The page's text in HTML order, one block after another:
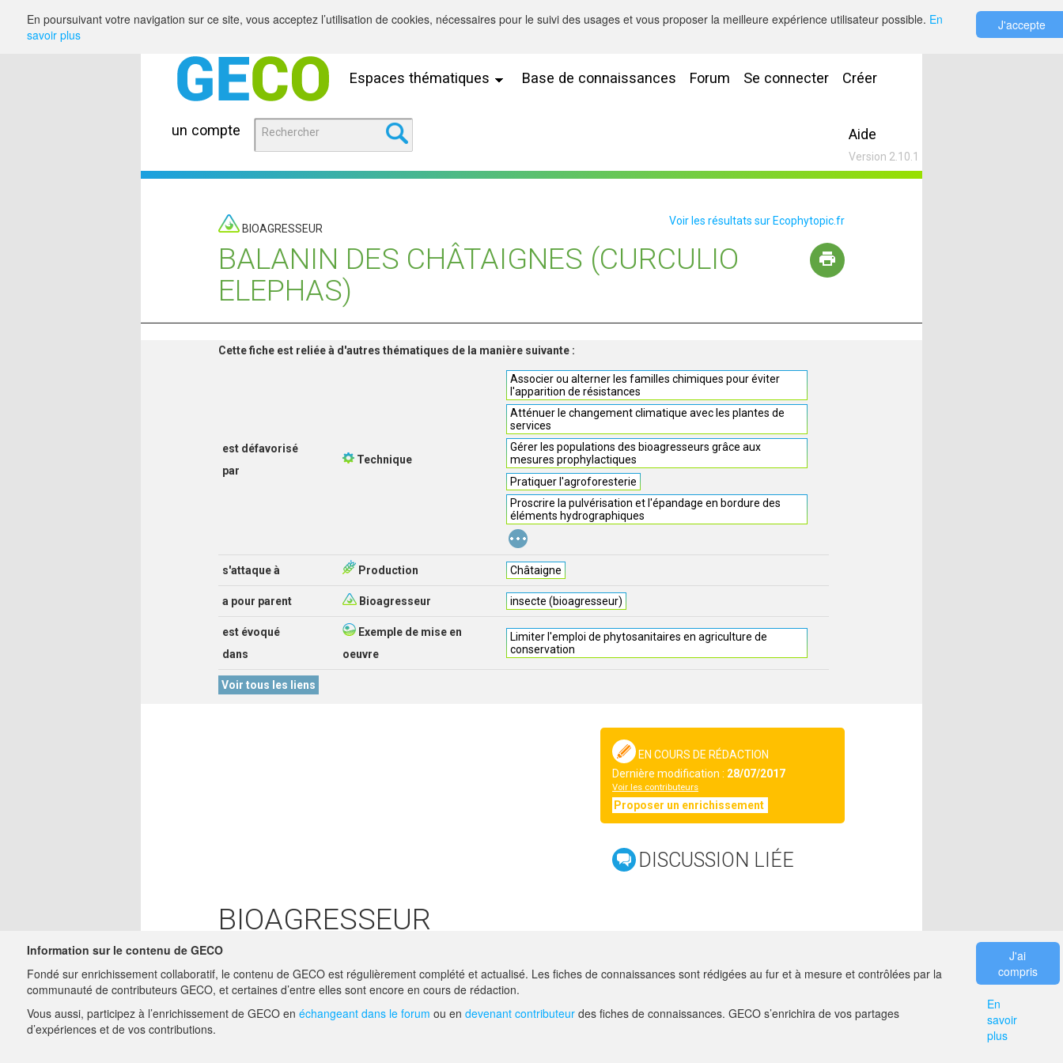
Espaces thématiques Base de connaissances Forum Se connecter Créer
un compte Aide
Version 2.10.1
BIOAGRESSEUR
Voir les résultats sur Ecophytopic.fr
BALANIN DES CHÂTAIGNES (CURCULIO
ELEPHAS)
Cette fiche est reliée à d'autres thématiques de la manière suivante :
est défavorisé
par
Technique
Associer ou alterner les familles chimiques pour éviter
l'apparition de résistances
Atténuer le changement climatique avec les plantes de
services
Gérer les populations des bioagresseurs grâce aux
mesures prophylactiques
Pratiquer l'agroforesterie
Proscrire la pulvérisation et l'épandage en bordure des
éléments hydrographiques
...
s'attaque à Production Châtaigne
a pour parent Bioagresseur insecte (bioagresseur)
est évoqué
dans
Exemple de mise en
oeuvre
Limiter l'emploi de phytosanitaires en agriculture de
conservation
Voir tous les liens
EN COURS DE RÉDACTION
Dernière modification : 28/07/2017
Voir les contributeurs
Proposer un enrichissement
DISCUSSION LIÉE
BIOAGRESSEUR
A compléter...
A PROPOS DE GECO
En poursuivant votre navigation sur ce site, vous acceptez l’utilisation de cookies, nécessaires pour le suivi des usages et vous proposer la meilleure expérience utilisateur possible. En
savoir plus
J'accepte
Information sur le contenu de GECO
Fondé sur enrichissement collaboratif, le contenu de GECO est régulièrement complété et actualisé. Les fiches de connaissances sont rédigées au fur et à mesure et contrôlées par la
communauté de contributeurs GECO, et certaines d’entre elles sont encore en cours de rédaction.
Vous aussi, participez à l’enrichissement de GECO en échangeant dans le forum ou en devenant contributeur des fiches de connaissances. GECO s’enrichira de vos partages
d’expériences et de vos contributions.
J'ai
compris
En
savoir
plus